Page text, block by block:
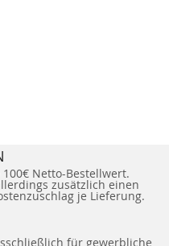
Netto-Bestellwert.
zusätzlich einen
je Lieferung.
für gewerbliche